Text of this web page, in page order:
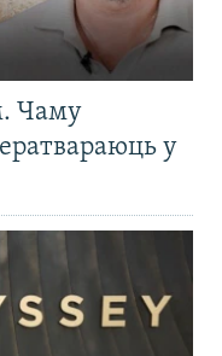
Чаму
у